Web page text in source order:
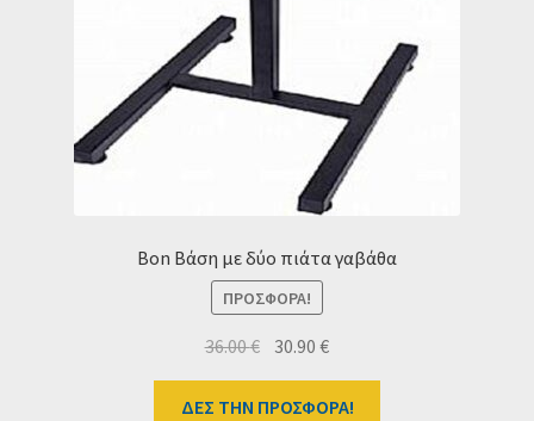
Bon Βάση με δύο πιάτα γαβάθα
ΠΡΟΣΦΟΡΆ!
36.00€ Original
price
was:
30.90€Η
τρέχουσα
τιμή
ΔΕΣ ΤΗΝ ΠΡΟΣΦΟΡΑ!